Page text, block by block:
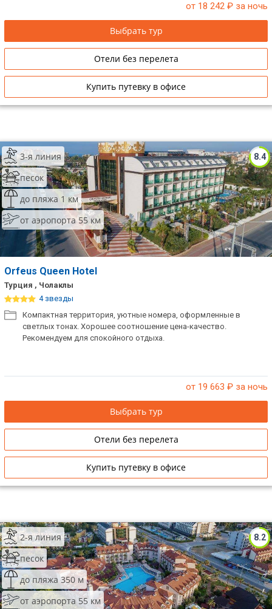
от 18 242 ₽ за ночь
Выбрать тур
Отели без перелета
Купить путевку в офисе
8.4
3-я линия
песок
до пляжа 1 км
от аэропорта 55 км
Orfeus Queen Hotel
Турция , Чолаклы
4 звезды
Компактная территория, уютные номера, оформленные в
светлых тонах. Хорошее соотношение цена-качество.
Рекомендуем для спокойного отдыха.
от 19 663 ₽ за ночь
Выбрать тур
Отели без перелета
Купить путевку в офисе
8.2
2-я линия
песок
до пляжа 350 м
от аэропорта 55 км